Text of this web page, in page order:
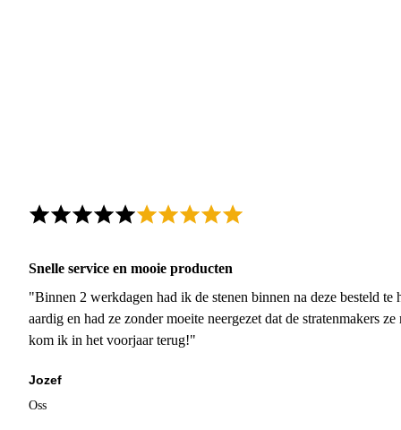
Snelle service en mooie producten
"Binnen 2 werkdagen had ik de stenen binnen na deze besteld
aardig en had ze zonder moeite neergezet dat de stratenmakers
kom ik in het voorjaar terug!"
Jozef
Oss